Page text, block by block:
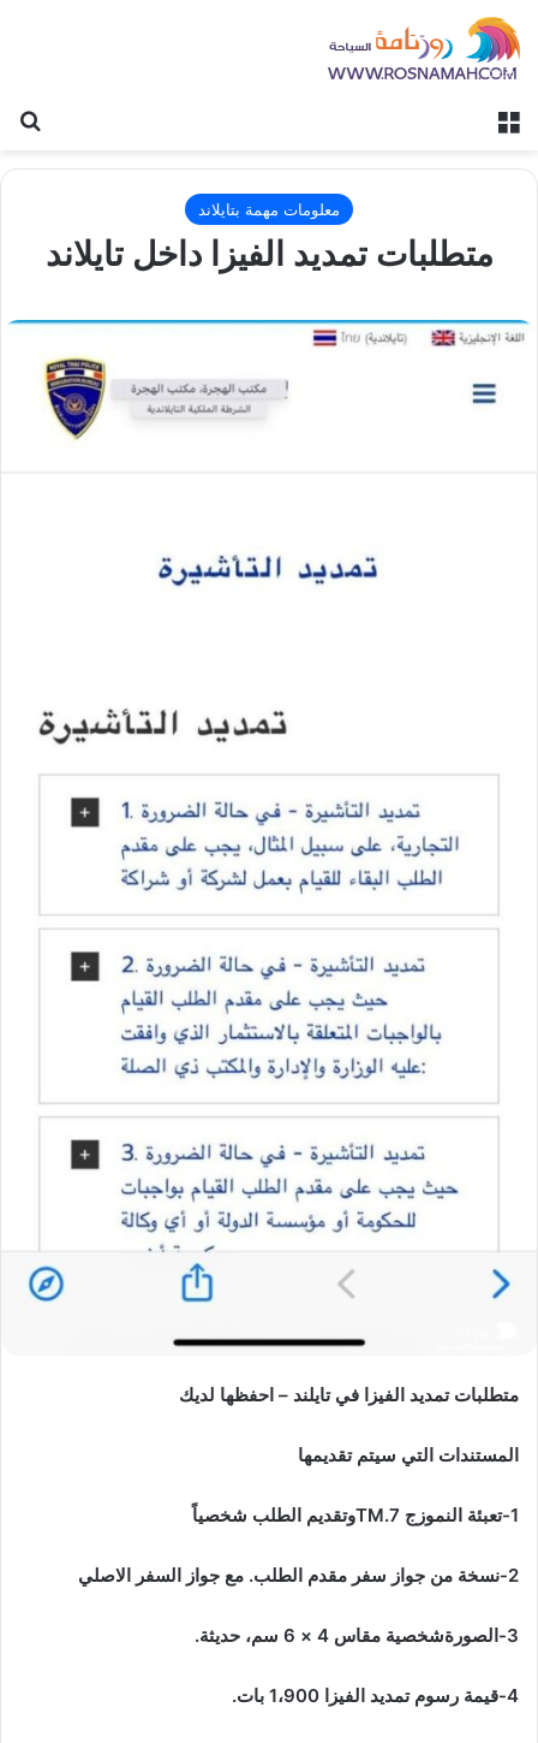
معلومات مهمة بتايلاند
متطلبات تمديد الفيزا داخل تايلاند
متطلبات تمديد الفيزا في تايلند – احفظها لديك
المستندات التي سيتم تقديمها
1-تعبئة النموزج 7.TMوتقديم الطلب شخصياً
2-نسخة من جواز سفر مقدم الطلب. مع جواز السفر الاصلي
3-الصورةشخصية مقاس 4 × 6 سم، حديثة.
4-قيمة رسوم تمديد الفيزا 1،900 بات.